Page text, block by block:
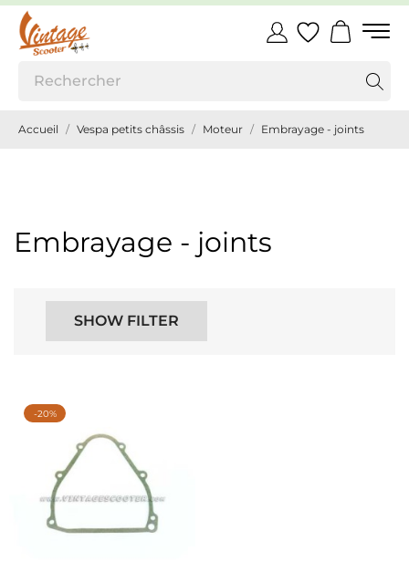
Accueil Vespa petits châssis Moteur Embrayage - joints
Embrayage - joints
SHOW FILTER
-20%